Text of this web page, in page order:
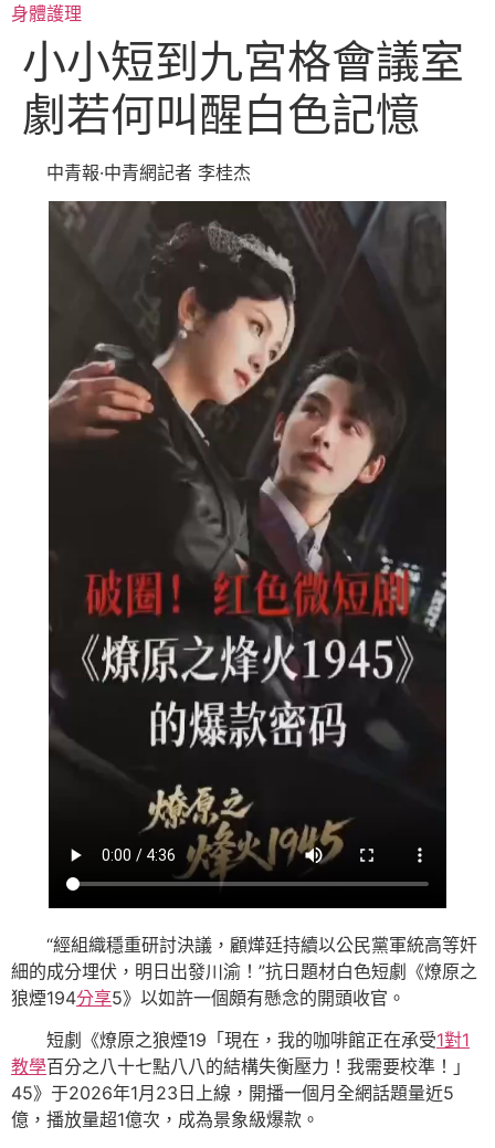
跳身體護理
小小短到九宮格會議室
劇若何叫醒白色記憶
中青報·中青網記者 李桂杰
“經組織穩重研討決議，顧燁廷持續以公民黨軍統高等奸
細的成分埋伏，明日出發川渝！”抗日題材白色短劇《燎原之
狼煙194分享5》以如許一個頗有懸念的開頭收官。
短劇《燎原之狼煙19「現在，我的咖啡館正在承受1對1
教學百分之八十七點八八的結構失衡壓力！我需要校準！」
45》于2026年1月23日上線，開播一個月全網話題量近5
億，播放量超1億次，成為景象級爆款。